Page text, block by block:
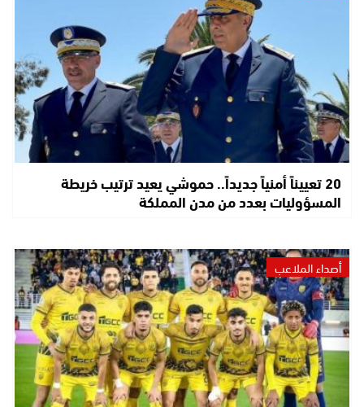
20 تعييناً أمنياً جديداً.. حموشي يعيد ترتيب خريطة
المسؤوليات بعدد من مدن المملكة
أصداء الملاعب